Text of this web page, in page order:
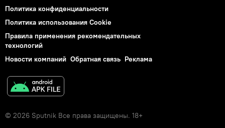
Политика конфиденциальности
Политика использования Cookie
Правила применения рекомендательных
технологий
Новости компаний Обратная связь Реклама
© 2026 Sputnik Все права защищены. 18+